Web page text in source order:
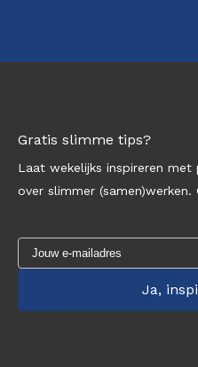
Gratis slimme tips?
Laat wekelijks inspireren
over slimmer